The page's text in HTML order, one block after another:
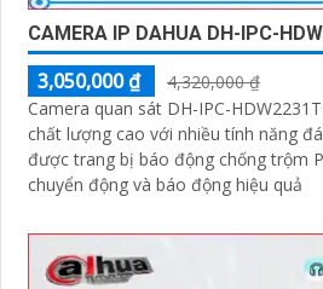
CAMERA IP DAHUA DH-IPC-
3,050,000 ₫
4,320,000 ₫
Camera quan sát DH-IPC-
chất lượng cao với nhiều tính năng đáng chú ý.
được trang bị báo động chống trộm
chuyển động và báo động hiệu quả